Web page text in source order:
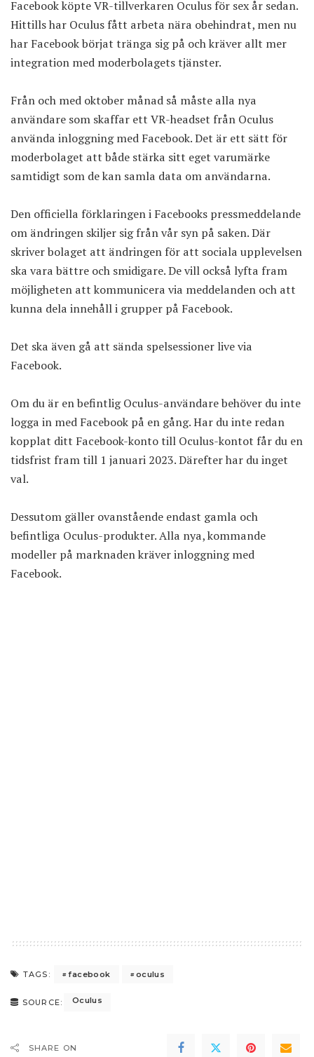
Facebook köpte VR-tillverkaren Oculus för sex år sedan.
Hittills har Oculus fått arbeta nära obehindrat, men nu
har Facebook börjat tränga sig på och kräver allt mer
integration med moderbolagets tjänster.
Från och med oktober månad så måste alla nya
användare som skaffar ett VR-headset från Oculus
använda inloggning med Facebook. Det är ett sätt för
moderbolaget att både stärka sitt eget varumärke
samtidigt som de kan samla data om användarna.
Den officiella förklaringen i Facebooks pressmeddelande
om ändringen skiljer sig från vår syn på saken. Där
skriver bolaget att ändringen för att sociala upplevelsen
ska vara bättre och smidigare. De vill också lyfta fram
möjligheten att kommunicera via meddelanden och att
kunna dela innehåll i grupper på Facebook.
Det ska även gå att sända spelsessioner live via
Facebook.
Om du är en befintlig Oculus-användare behöver du inte
logga in med Facebook på en gång. Har du inte redan
kopplat ditt Facebook-konto till Oculus-kontot får du en
tidsfrist fram till 1 januari 2023. Därefter har du inget
val.
Dessutom gäller ovanstående endast gamla och
befintliga Oculus-produkter. Alla nya, kommande
modeller på marknaden kräver inloggning med
Facebook.
TAGS: facebook oculus
SOURCE: Oculus
SHARE ON